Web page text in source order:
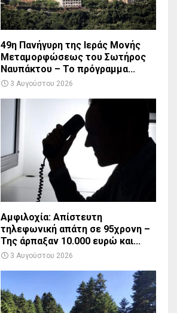
49η Πανήγυρη της Ιεράς Μονής
Μεταμορφώσεως του Σωτήρος
Ναυπάκτου – Το πρόγραμμα...
3 Αυγούστου 2026
Αμφιλοχία: Απίστευτη
τηλεφωνική απάτη σε 95χρονη –
Της άρπαξαν 10.000 ευρώ και...
3 Αυγούστου 2026